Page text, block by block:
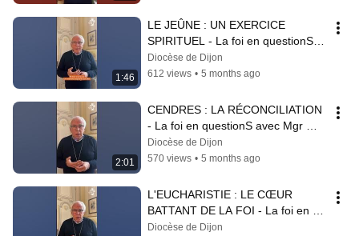
1:46
LE JEÛNE : UN EXERCICE
SPIRITUEL - La foi en questionS
avec Mgr Hérouard #25
Diocèse de Dijon
612 views • 5 months ago
2:01
CENDRES : LA RÉCONCILIATION
- La foi en questionS avec Mgr
Hérouard #24
Diocèse de Dijon
570 views • 5 months ago
L'EUCHARISTIE : LE CŒUR
BATTANT DE LA FOI - La foi en
questionS avec Mgr Hérouard #23
Diocèse de Dijon